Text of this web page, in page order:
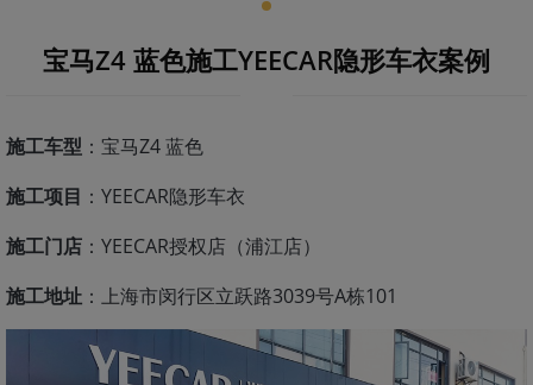
宝马Z4 蓝色施工YEECAR隐形车衣案例
施工车型 ：宝马Z4 蓝色
施工项目 ：YEECAR隐形车衣
施工门店 ：YEECAR授权店（浦江店）
施工地址 ：上海市闵行区立跃路3039号A栋101